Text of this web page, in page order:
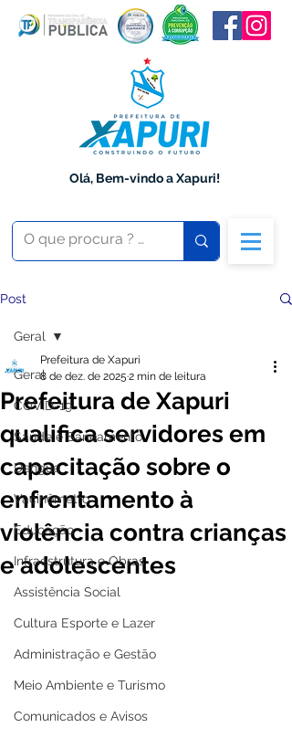
Olá, Bem-vindo a Xapuri!
Post
Geral
COVID-19
Saúde e Saneamento
Dengue
Vacinômetro
Educação
Infraestrutura e Obras
Assistência Social
Cultura Esporte e Lazer
Administração e Gestão
Meio Ambiente e Turismo
Comunicados e Avisos
Geral
Prefeitura de Xapuri
qualifica servidores em
capacitação sobre o
enfrentamento à
violência contra crianças
e adolescentes
Prefeitura de Xapuri
8 de dez. de 2025 2 min de leitura